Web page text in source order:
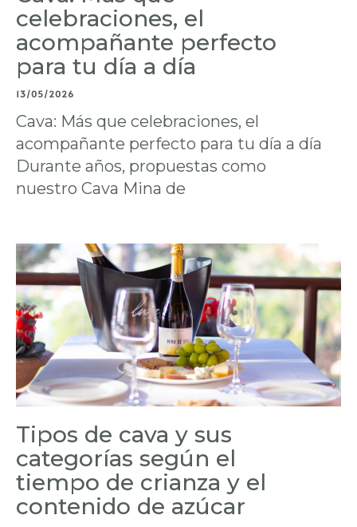
celebraciones, el
acompañante perfecto
para tu día a día
13/05/2026
Cava: Más que celebraciones, el
acompañante perfecto para tu día a día
Durante años, propuestas como
nuestro Cava Mina de
Tipos de cava y sus
categorías según el
tiempo de crianza y el
contenido de azúcar